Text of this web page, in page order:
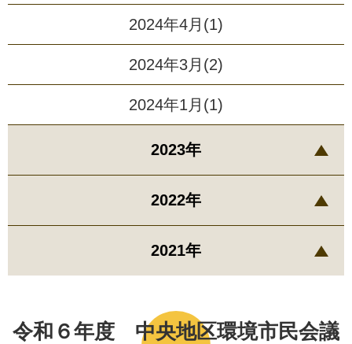
令和６年度 中央地区環境市民会議
2024年4月(1)
2024年3月(2)
2024年1月(1)
2023年
2022年
2021年